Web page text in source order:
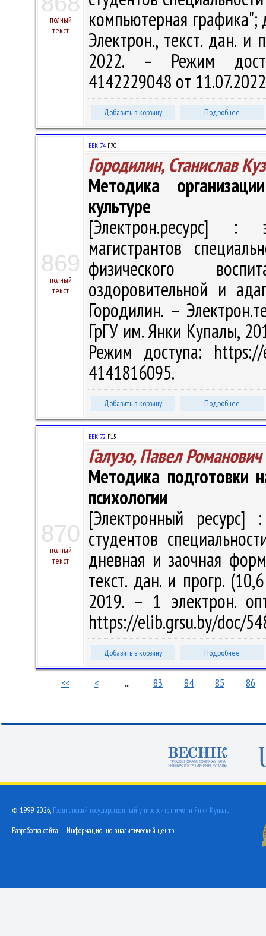
полный
текст
компьютерная
Электрон., текст. дан.
2022. – Режим
4142229048 от
Добавить в корзину Подробнее
869
полный
текст
ББК 74.Г70
Городилин, Станислав
Методика
культуре
[Электрон.ресурс] :
магистрантов
физического
оздоровительной и
Городилин. –
ГрГУ им. Янки Купалы,
Режим доступа:
4141816095.
Добавить в корзину Подробнее
870
полный
текст
ББК 72.Г15
Галузо, Павел Романович
Методика подготовки
психологии
[Электронный ресурс]
студентов
дневная и заочная
текст. дан. и прогр.
2019. – 1 электрон.
https://elib.grsu.by/doc/
Добавить в корзину Подробнее
<< < ... 83 84 85 86
© 1999-2026, Гродненский государственный университет имени Янки Купалы
Разработка сайта — Информационно-аналитический центр